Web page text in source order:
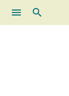
menu search